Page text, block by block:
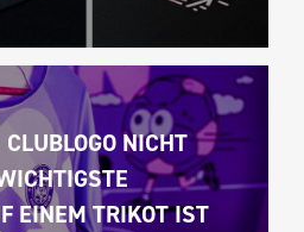
NICHT
EINEM TRIKOT IST